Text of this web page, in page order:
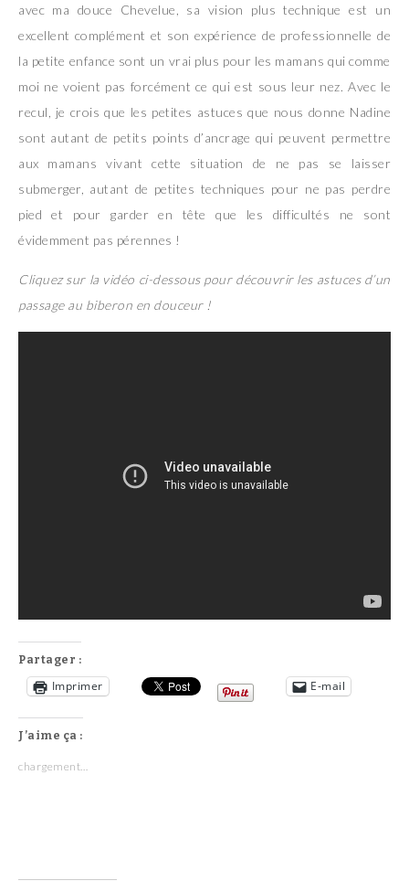
avec ma douce Chevelue, sa vision plus technique est un
excellent complément et son expérience de professionnelle de
la petite enfance sont un vrai plus pour les mamans qui comme
moi ne voient pas forcément ce qui est sous leur nez. Avec le
recul, je crois que les petites astuces que nous donne Nadine
sont autant de petits points d’ancrage qui peuvent permettre
aux mamans vivant cette situation de ne pas se laisser
submerger, autant de petites techniques pour ne pas perdre
pied et pour garder en tête que les difficultés ne sont
évidemment pas pérennes !
Cliquez sur la vidéo ci-dessous pour découvrir les astuces d’un
passage au biberon en douceur !
Partager :
Imprimer E-mail
J’aime ça :
chargement…